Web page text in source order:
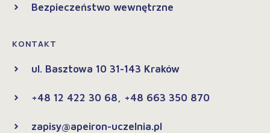
Bezpieczeństwo wewnętrzne
KONTAKT
ul. Basztowa 10 31-143 Kraków
+48 12 422 30 68, +48 663 350 870
zapisy@apeiron-uczelnia.pl